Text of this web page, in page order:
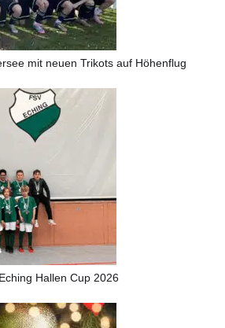
mit neuen Trikots auf Höhenflug
Hallen Cup 2026